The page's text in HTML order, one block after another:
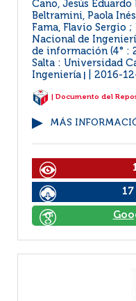
Cano, Jesús
Beltramini, Paola
Fama, Flavio Sergio
Nacional de
de información (4° :
Salta : Universidad
Ingeniería
2016-
| Documento del
MÁS